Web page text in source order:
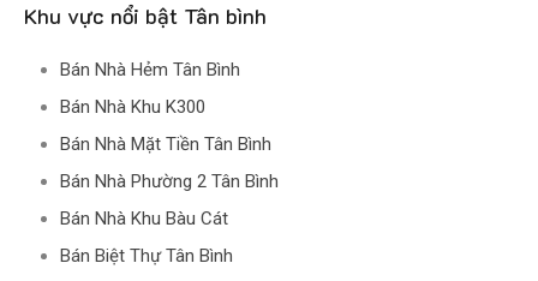
Khu vực nổi bật Tân bình
Bán Nhà Hẻm Tân Bình
Bán Nhà Khu K300
Bán Nhà Mặt Tiền Tân Bình
Bán Nhà Phường 2 Tân Bình
Bán Nhà Khu Bàu Cát
Bán Biệt Thự Tân Bình